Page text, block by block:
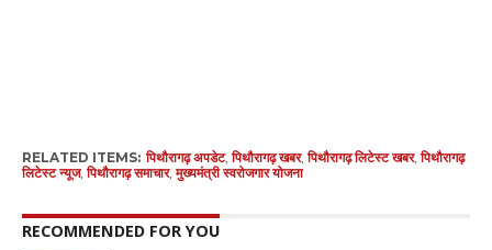
RELATED ITEMS: पिथौरागढ़ अपडेट,पिथौरागढ़ खबर,पिथौरागढ़ लिटेस्ट खबर,पिथौरागढ़
लिटेस्ट न्यूज,पिथौरागढ़ समाचार,मुख्यमंत्री स्वरोजगार योजना
RECOMMENDED FOR YOU